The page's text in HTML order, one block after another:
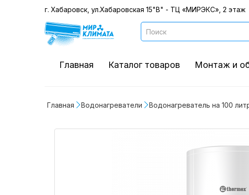
г. Хабаровск, ул.Хабаровская 15"В" - ТЦ «МИРЭКС», 2 этаж
Главная Каталог товаров Монтаж и
Главная Водонагреватели Водонагреватель на 100